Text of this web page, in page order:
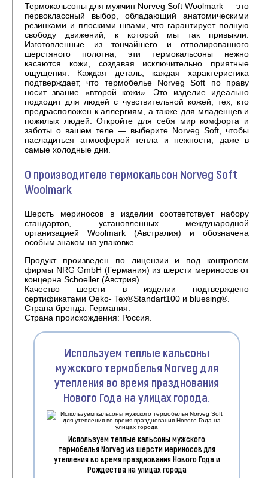
Термокальсоны для мужчин Norveg Soft Woolmark — это
первоклассный выбор, обладающий анатомическими
резинками и плоскими швами, что гарантирует полную
свободу движений, к которой мы так привыкли.
Изготовленные из тончайшего и отполированного
шерстяного полотна, эти термокальсоны нежно
касаются кожи, создавая исключительно приятные
ощущения. Каждая деталь, каждая характеристика
подтверждает, что термобелье Norveg Soft по праву
носит звание «второй кожи». Это изделие идеально
подходит для людей с чувствительной кожей, тех, кто
предрасположен к аллергиям, а также для младенцев и
пожилых людей. Откройте для себя мир комфорта и
заботы о вашем теле — выберите Norveg Soft, чтобы
насладиться атмосферой тепла и нежности, даже в
самые холодные дни.
О производителе термокальсон Norveg Soft
Woolmark
Шерсть мериносов в изделии соответствует набору
стандартов, установленных международной
организацией Woolmark (Австралия) и обозначена
особым знаком на упаковке.
Продукт произведен по лицензии и под контролем
фирмы NRG GmbH (Германия) из шерсти мериносов от
концерна Schoeller (Австрия).
Качество шерсти в изделии подтверждено
сертификатами Oeko- Tex®Standart100 и bluesing®.
Страна бренда: Германия.
Страна происхождения: Россия.
Используем теплые кальсоны
мужского термобелья Norveg для
утепления во время празднования
Нового Года на улицах города.
Используем теплые кальсоны мужского
термобелья Norveg из шерсти мериносов для
утепления во время празднования Нового Года и
Рождества на улицах города